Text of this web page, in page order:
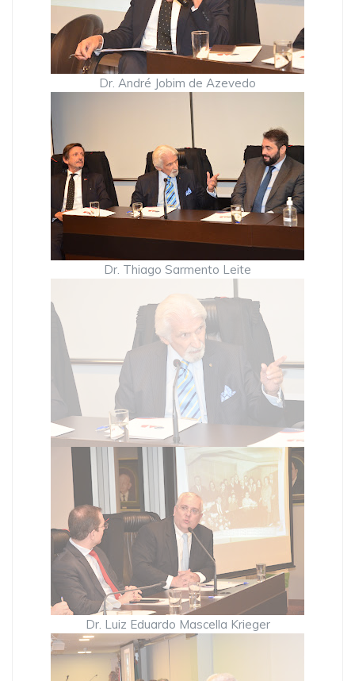
Dr. André Jobim de Azevedo
Dr. Thiago Sarmento Leite
Dr. Luiz Eduardo Mascella Krieger